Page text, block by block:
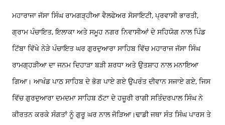
ਮਹਾਰਾਜਾ ਜੱਸਾ ਸਿੰਘ ਰਾਮਗੜ੍ਹੀਆ ਵੈਲਫੇਅਰ ਸੋਸਾਇਟੀ, ਪ੍ਰਵਾਸੀ ਭਾਰਤੀ,
ਗ੍ਰਾਮ ਪੰਚਾਇਤ, ਇਲਾਕਾ ਅਤੇ ਸਮੂਹ ਨਗਰ ਨਿਵਾਸੀਆਂ ਦੇ ਸਹਿਯੋਗ ਨਾਲ ਪਿੰਡ
ਟਿੱਬਾ ਵਿੱਖੇ ਨੇੜੇ ਪੰਚਾਇਤ ਘਰ ਗੁਰਦੁਆਰਾ ਸਾਹਿਬ ਵਿੱਚ ਮਹਾਰਾਜ ਜੱਸਾ ਸਿੰਘ
ਰਾਮਗ੍ਹੜੀਆ ਦਾ ਜਨਮ ਦਿਹਾੜਾ ਬੜੀ ਸ਼ਰਧਾ ਅਤੇ ਉਤਸ਼ਾਹ ਨਾਲ ਮਨਾਇਆ
ਗਿਆ। ਆਖੰਡ ਪਾਠ ਸਾਹਿਬ ਦੇ ਭੋਗ ਪਾਏ ਗਏ ਉਪਰੰਤ ਦੀਵਾਨ ਸਜਾਏ ਗਏ, ਜਿਸ
ਵਿੱਚ ਗੁਰਦੁਆਰਾ ਦਮਦਮਾ ਸਾਹਿਬ ਠੱਟਾ ਦੇ ਹਜ਼ੂਰੀ ਰਾਗੀ ਸਤਿੰਦਰਪਾਲ ਸਿੰਘ ਨੇ
ਕੀਰਤਨ ਕਰਕੇ ਸੰਗਤਾਂ ਨੂੰ ਗੁਰੂ ਘਰ ਨਾਲ ਜੋੜਿਆ।ਢਾਡੀ ਜਥਾ ਸੰਤ ਸਿੰਘ ਪਾਰਸ ਤੇ